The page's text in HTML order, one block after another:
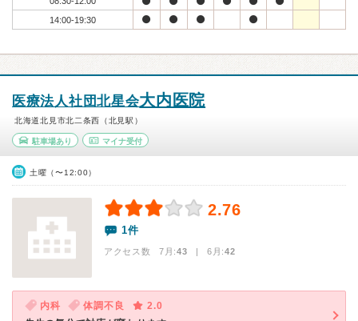
14:00-19:30
医療法人社団北星会大内医院
北海道北見市北二条西（北見駅）
駐車場あり マイナ受付
土曜（〜12:00）
2.76
1件
アクセス数 7月:43 | 6月:42
内科 体調不良
2.0